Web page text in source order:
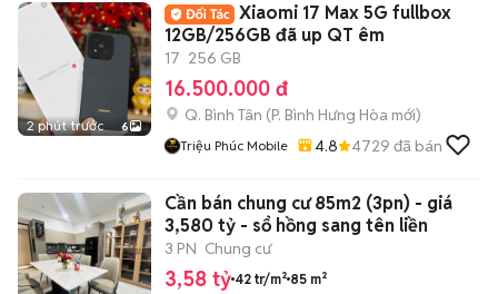
2 phút trước 6
Xiaomi 17 Max 5G fullbox
12GB/256GB đã up QT êm
17 256 GB
16.500.000 đ
Q. Bình Tân (P. Bình Hưng Hòa mới)
Triệu Phúc Mobile 4.8 4729 đã bán
Cần bán chung cư 85m2 (3pn) - giá
3,580 tỷ - sổ hồng sang tên liền
3 PN Chung cư
3,58 tỷ 42 tr/m² 85 m²